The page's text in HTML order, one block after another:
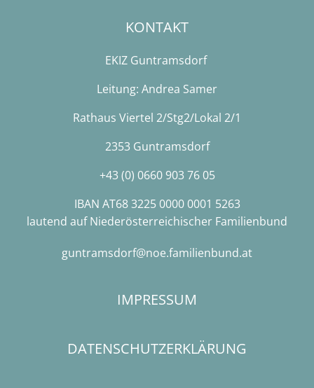
KONTAKT
EKIZ Guntramsdorf
Leitung: Andrea Samer
Rathaus Viertel 2/Stg2/Lokal 2/1
2353 Guntramsdorf
+43 (0) 0660 903 76 05
IBAN AT68 3225 0000 0001 5263
lautend auf Niederösterreichischer Familienbund
guntramsdorf@noe.familienbund.at
IMPRESSUM
DATENSCHUTZERKLÄRUNG